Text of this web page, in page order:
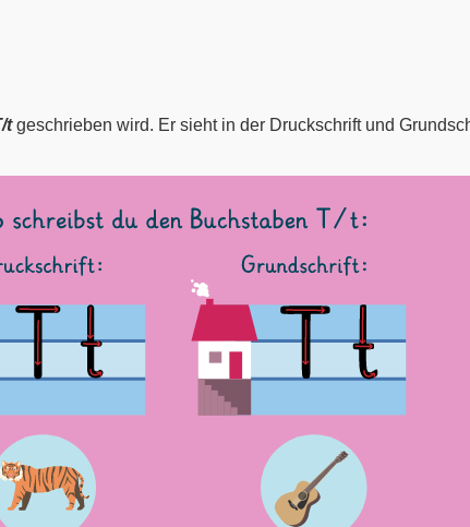
tgeschrieben wird. Er sieht in der Druckschrift und